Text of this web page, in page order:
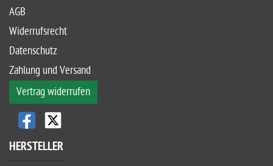
AGB
Widerrufsrecht
Datenschutz
Zahlung und Versand
Vertrag widerrufen
HERSTELLER